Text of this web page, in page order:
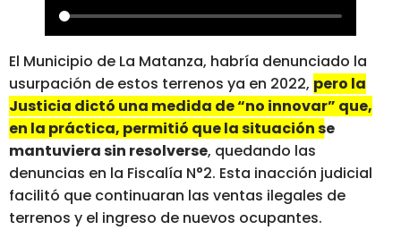
El Municipio de La Matanza, habría denunciado la
usurpación de estos terrenos ya en 2022, pero la
Justicia dictó una medida de “no innovar” que,
en la práctica, permitió que la situación se
mantuviera sin resolverse, quedando las
denuncias en la Fiscalía N°2. Esta inacción judicial
facilitó que continuaran las ventas ilegales de
terrenos y el ingreso de nuevos ocupantes.